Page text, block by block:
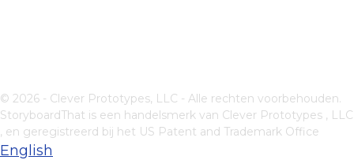
© 2026 - Clever Prototypes, LLC - Alle rechten voorbehouden.
StoryboardThat is een handelsmerk van Clever Prototypes , LLC
, en geregistreerd bij het US Patent and Trademark Office
English